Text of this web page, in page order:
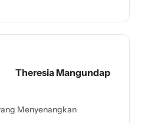
Theresia Mangundap
Menyenangkan